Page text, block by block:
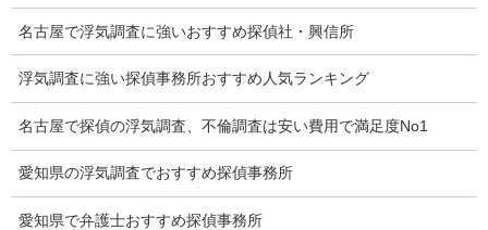
お礼の言葉
Q&A
浮気証拠は何回必要か？
浮気調査時間
名古屋で浮気調査に強いおすすめ探偵社・興信所
浮気調査に強い探偵事務所おすすめ人気ランキング
名古屋で探偵の浮気調査、不倫調査は安い費用で満足度No1
愛知県の浮気調査でおすすめ探偵事務所
愛知県で弁護士おすすめ探偵事務所